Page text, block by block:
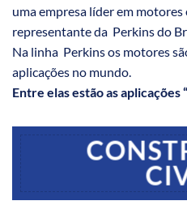
uma empresa líder em motores
representante da Perkins do
Na linha Perkins os motores
aplicações no mundo.
Entre elas estão as aplicações